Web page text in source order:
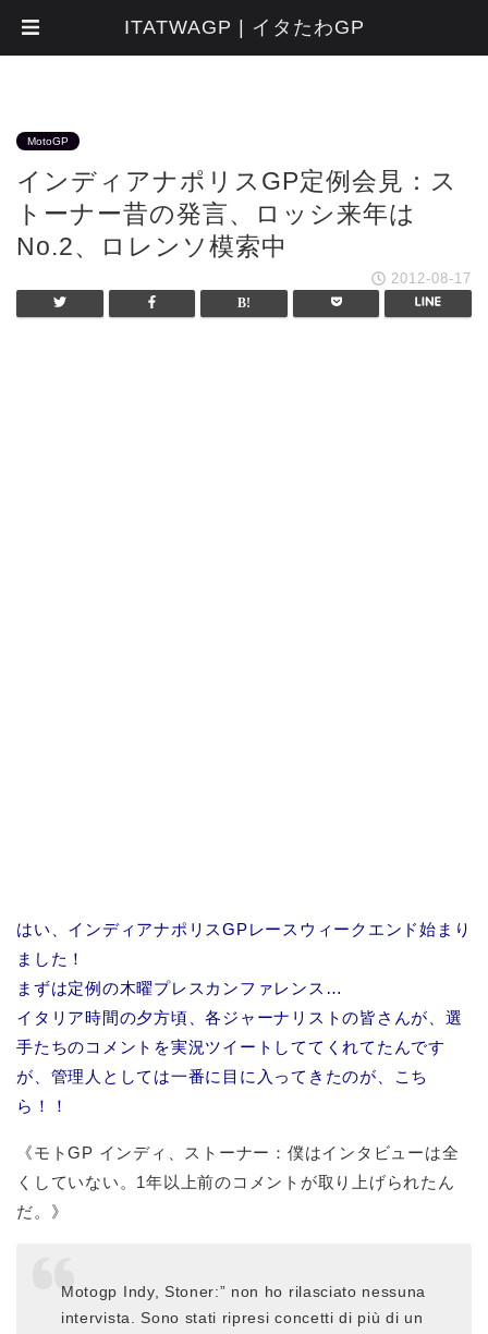
MotoGP
インディアナポリスGP定例会見：ス
トーナー昔の発言、ロッシ来年は
No.2、ロレンソ模索中
2012-08-17
はい、インディアナポリスGPレースウィークエンド始まり
ました！
まずは定例の木曜プレスカンファレンス…
イタリア時間の夕方頃、各ジャーナリストの皆さんが、選
手たちのコメントを実況ツイートしててくれてたんです
が、管理人としては一番に目に入ってきたのが、こち
ら！！
《モトGP インディ、ストーナー：僕はインタビューは全
くしていない。1年以上前のコメントが取り上げられたん
だ。》
Motogp Indy, Stoner:” non ho rilasciato nessuna
intervista. Sono stati ripresi concetti di più di un
ITATWAGP | イタたわGP